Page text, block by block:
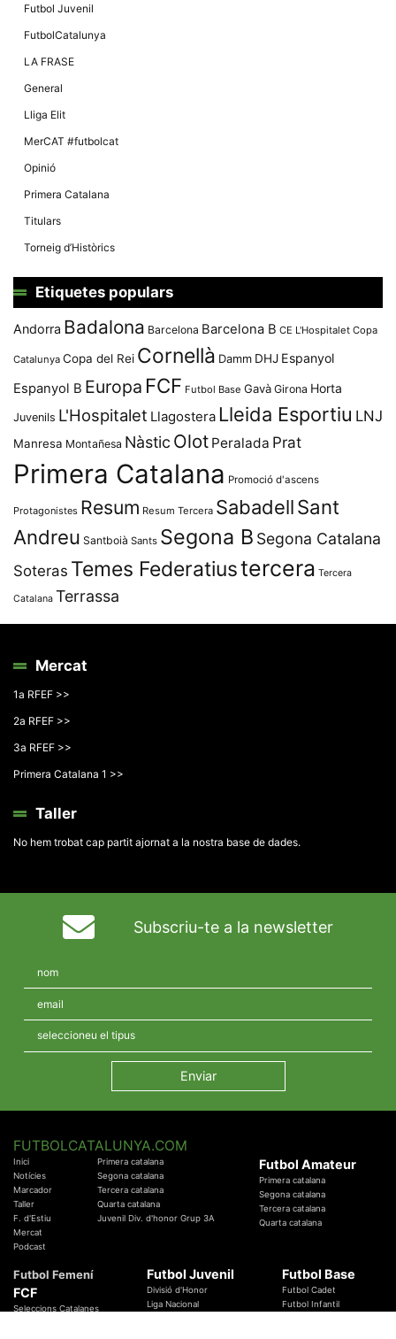
Futbol Juvenil
FutbolCatalunya
LA FRASE
General
Lliga Elit
MerCAT #futbolcat
Opinió
Primera Catalana
Titulars
Torneig d’Històrics
Etiquetes populars
Andorra Badalona Barcelona Barcelona B CE L'Hospitalet Copa
Catalunya Copa del Rei Cornellà Damm DHJ Espanyol
Espanyol B Europa FCF Futbol Base Gavà Girona Horta
Juvenils L'Hospitalet Llagostera Lleida Esportiu LNJ
Manresa Montañesa Nàstic Olot Peralada Prat
Primera Catalana Promoció d'ascens
Protagonistes Resum Resum Tercera SabadellSant
Andreu Santboià Sants Segona B Segona Catalana
Soteras Temes Federatiustercera Tercera
Catalana Terrassa
Mercat
1a RFEF >>
2a RFEF >>
3a RFEF >>
Primera Catalana 1 >>
Taller
No hem trobat cap partit ajornat a la nostra base de dades.
Subscriu-te a la newsletter
FUTBOLCATALUNYA.COM
Inici
Notícies
Marcador
Taller
F. d'Estiu
Mercat
Podcast
Primera catalana
Segona catalana
Tercera catalana
Quarta catalana
Juvenil Div. d'honor Grup 3A
Futbol Amateur
Primera catalana
Segona catalana
Tercera catalana
Quarta catalana
Futbol Femení
FCF
Seleccions Catalanes
Futbol Juvenil
Divisió d'Honor
Liga Nacional
Futbol Base
Futbol Cadet
Futbol Infantil